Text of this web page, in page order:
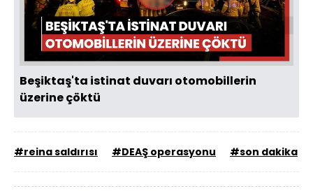
Oynat
Beşiktaş'ta istinat duvarı otomobillerin
üzerine çöktü
#reina saldırısı #DEAŞ operasyonu #son dakika